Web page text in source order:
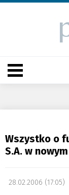
Wszystko o
S.A. w
28.02.2006 (17:05)